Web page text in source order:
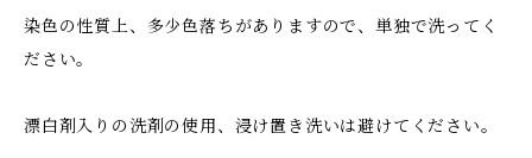
染色の性質上、多少色落ちがありますので、単独で洗ってく
ださい。
漂白剤入りの洗剤の使用、浸け置き洗いは避けてください。